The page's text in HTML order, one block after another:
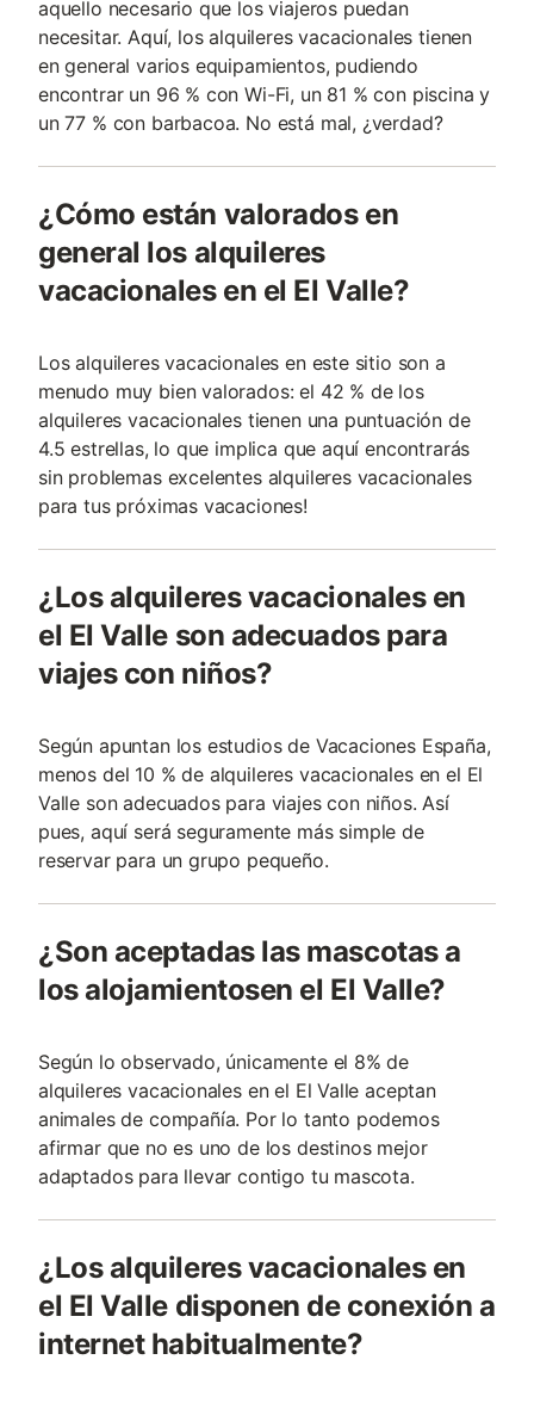
aquello necesario que los viajeros puedan
necesitar. Aquí, los alquileres vacacionales tienen
en general varios equipamientos, pudiendo
encontrar un 96 % con Wi-Fi, un 81 % con piscina y
un 77 % con barbacoa. No está mal, ¿verdad?
¿Cómo están valorados en
general los alquileres
vacacionales en el El Valle?
Los alquileres vacacionales en este sitio son a
menudo muy bien valorados: el 42 % de los
alquileres vacacionales tienen una puntuación de
4.5 estrellas, lo que implica que aquí encontrarás
sin problemas excelentes alquileres vacacionales
para tus próximas vacaciones!
¿Los alquileres vacacionales en
el El Valle son adecuados para
viajes con niños?
Según apuntan los estudios de Vacaciones España,
menos del 10 % de alquileres vacacionales en el El
Valle son adecuados para viajes con niños. Así
pues, aquí será seguramente más simple de
reservar para un grupo pequeño.
¿Son aceptadas las mascotas a
los alojamientosen el El Valle?
Según lo observado, únicamente el 8% de
alquileres vacacionales en el El Valle aceptan
animales de compañía. Por lo tanto podemos
afirmar que no es uno de los destinos mejor
adaptados para llevar contigo tu mascota.
¿Los alquileres vacacionales en
el El Valle disponen de conexión a
internet habitualmente?